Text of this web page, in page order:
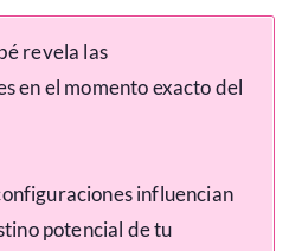
revela las
en el momento exacto del
influencian
potencial de tu